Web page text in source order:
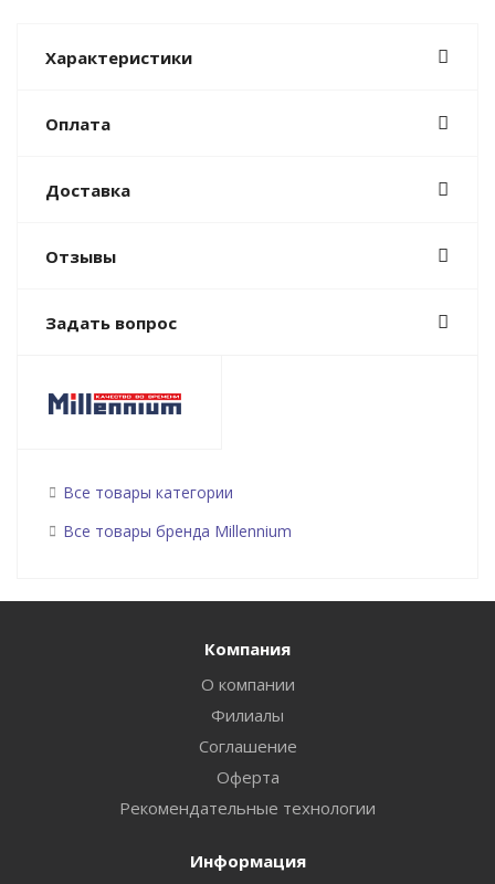
Характеристики
Оплата
Доставка
Отзывы
Задать вопрос
Все товары категории
Все товары бренда Millennium
Компания
О компании
Филиалы
Соглашение
Оферта
Рекомендательные технологии
Информация